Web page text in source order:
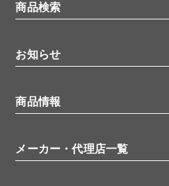
商品検索
タンパク質検索
ELISA/ELISpot検索
品番検索
お知らせ
無料サンプル
ウェビナー （オンラインセミナー）
学会・展示スケジュール
商品情報
抗体
メーカー・代理店一覧